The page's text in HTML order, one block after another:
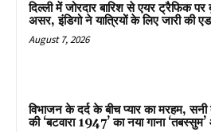
दिल्ली में जोरदार बारिश से एयर ट्रैफिक पर
असर, इंडिगो ने यात्रियों के लिए जारी की
August 7, 2026
विभाजन के दर्द के बीच प्यार का मरहम,
की ‘बटवारा 1947’ का नया गाना